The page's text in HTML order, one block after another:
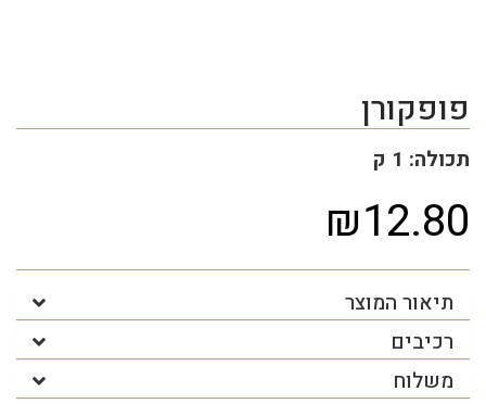
פופקורן
תכולה: 1 ק
₪12.80
תיאור המוצר
רכיבים
משלוח